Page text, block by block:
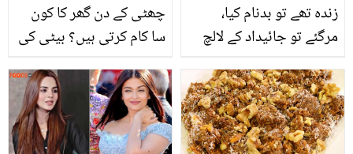
چھٹی کے دن گھر کا کون
سا کام کرتی ہیں؟ بیٹی کی
پڈوکون نے اپنی
مصروفیات بتا کر سب کو
حیران کر دیا
زندہ تھے تو بدنام کیا،
مرگئے تو جائیداد کے لالچ
دانیہ شاہ کی گرفتاری کیوں
ہوئی؟ والدہ رو پڑیں، عوام
کے تبصرے